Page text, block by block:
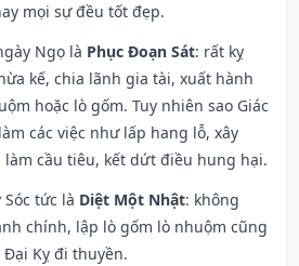
mọi sự đều tốt đẹp.
Ngọ là Phục Đoạn Sát: rất kỵ
kế, chia lãnh gia tài, xuất hành
hoặc lò gốm. Tuy nhiên sao Giác
các việc như lấp hang lỗ, xây
cầu tiêu, kết dứt điều hung hại.
tức là Diệt Một Nhật: không
chính, lập lò gốm lò nhuộm cũng
Kỵ đi thuyền.